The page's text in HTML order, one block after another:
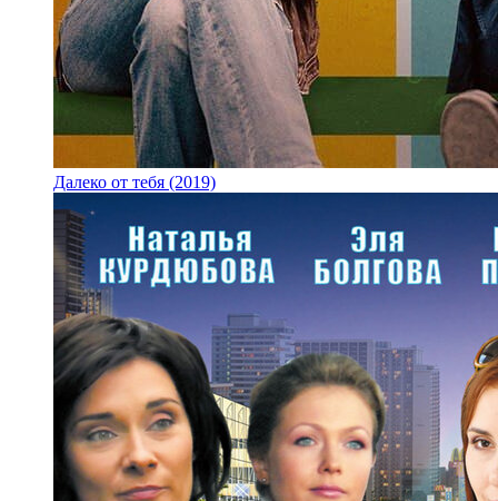
Далеко от тебя (2019)